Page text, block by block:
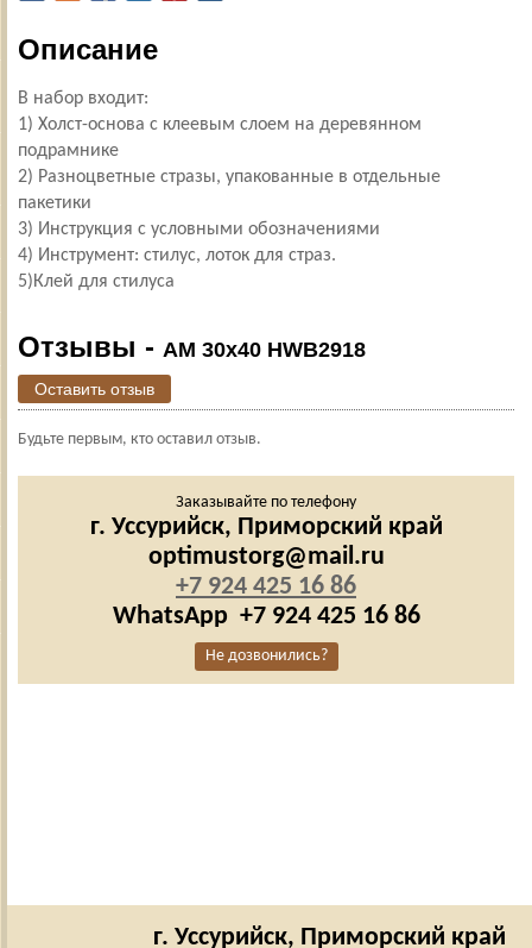
Описание
В набор входит:
1) Холст-основа с клеевым слоем на деревянном
подрамнике
2) Разноцветные стразы, упакованные в отдельные
пакетики
3) Инструкция с условными обозначениями
4) Инструмент: стилус, лоток для страз.
5)Клей для стилуса
Отзывы - AM 30х40 HWB2918
Оставить отзыв
Будьте первым, кто оставил отзыв.
Заказывайте по телефону
г. Уссурийск, Приморский край
optimustorg@mail.ru
+7 924 425 16 86
WhatsApp +7 924 425 16 86
Не дозвонились?
г. Уссурийск, Приморский край